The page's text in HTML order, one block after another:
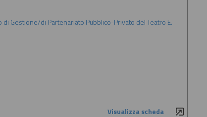
Gestione/di Partenariato Pubblico-Privato del Teatro E.
Visualizza scheda